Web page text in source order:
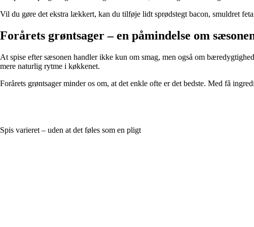
Vil du gøre det ekstra lækkert, kan du tilføje lidt sprødstegt bacon, smuldret
Forårets grøntsager – en påmindelse om
At spise efter sæsonen handler ikke kun om smag, men også om
mere naturlig rytme i køkkenet.
Forårets grøntsager minder os om, at det enkle ofte er det bedste. Med få
Spis varieret – uden at det føles som en pligt